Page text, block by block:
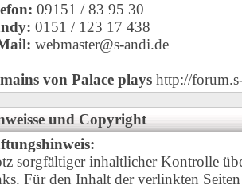
09151 / 83 95 30
0151 / 123 17 438
webmaster@s-andi.de
von Palace plays http://
und Copyright
sorgfältiger inhaltlicher Kontrolle
Für den Inhalt der verlinkten